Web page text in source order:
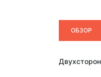
ОБЗОР